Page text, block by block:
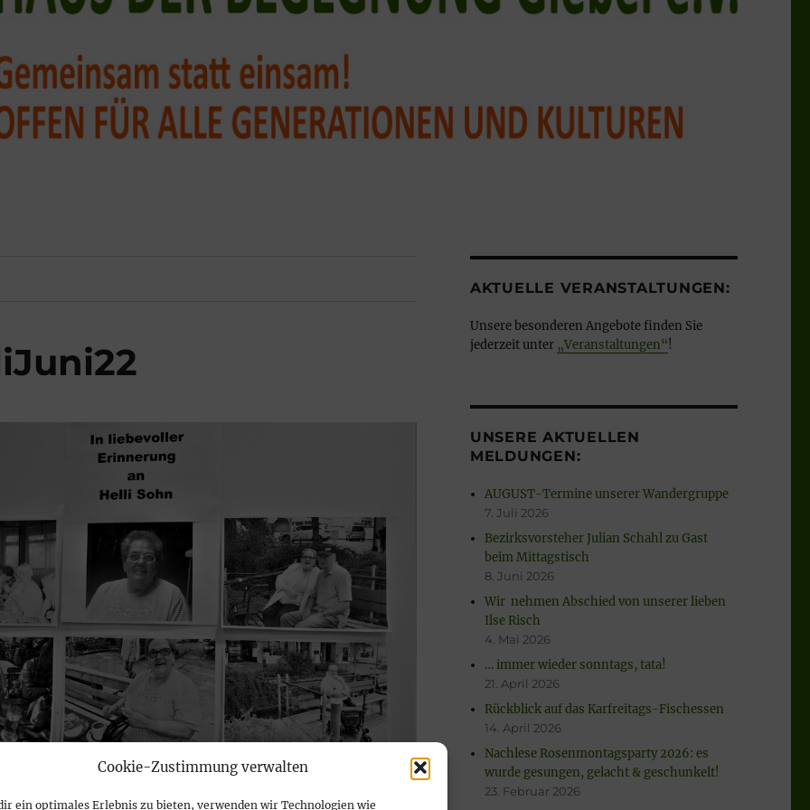
Cookie-Zustimmung verwalten
ein optimales Erlebnis zu bieten, verwenden wir Technologien wie
AKTUELLE VERANSTALTUNGEN:
Unsere besonderen Angebote finden Sie
jederzeit unter „Veranstaltungen“!
UNSERE AKTUELLEN
MELDUNGEN:
AUGUST-Termine unserer Wandergruppe
7. Juli 2026
Bezirksvorsteher Julian Schahl zu Gast
beim Mittagstisch
8. Juni 2026
Wir nehmen Abschied von unserer lieben
Ilse Risch
4. Mai 2026
… immer wieder sonntags, tata!
21. April 2026
Rückblick auf das Karfreitags-Fischessen
14. April 2026
Nachlese Rosenmontagsparty 2026: es
wurde gesungen, gelacht & geschunkelt!
23. Februar 2026